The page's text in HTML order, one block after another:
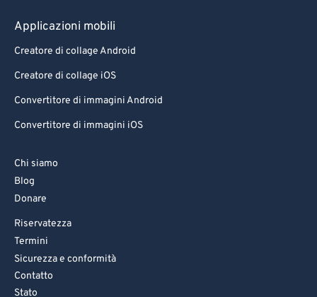
Applicazioni mobili
Creatore di collage Android
Creatore di collage iOS
Convertitore di immagini Android
Convertitore di immagini iOS
Chi siamo
Blog
Donare
Riservatezza
Termini
Sicurezza e conformità
Contatto
Stato